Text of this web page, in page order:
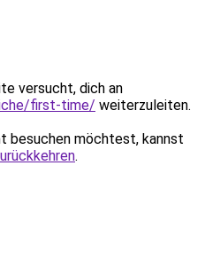
versucht, dich an
first-time/ weiterzuleiten.
besuchen möchtest, kannst
.